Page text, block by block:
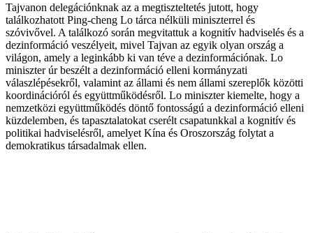
Tajvanon delegációnknak az a megtiszteltetés jutott, hogy
találkozhatott Ping-cheng Lo tárca nélküli miniszterrel és
szóvivővel. A találkozó során megvitattuk a kognitív hadviselés és a
dezinformáció veszélyeit, mivel Tajvan az egyik olyan ország a
világon, amely a leginkább ki van téve a dezinformációnak. Lo
miniszter úr beszélt a dezinformáció elleni kormányzati
válaszlépésekről, valamint az állami és nem állami szereplők közötti
koordinációról és együttműködésről. Lo miniszter kiemelte, hogy a
nemzetközi együttműködés döntő fontosságú a dezinformáció elleni
küzdelemben, és tapasztalatokat cserélt csapatunkkal a kognitív és
politikai hadviselésről, amelyet Kína és Oroszország folytat a
demokratikus társadalmak ellen.